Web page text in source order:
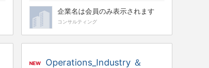
企業名は会員のみ表示されます
コンサルティング
NEW
Operations_Industry ＆